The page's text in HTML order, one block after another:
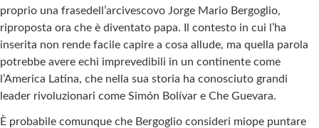
proprio una frasedell’arcivescovo Jorge Mario Bergoglio,
riproposta ora che è diventato papa. Il contesto in cui l’ha
inserita non rende facile capire a cosa allude, ma quella parola
potrebbe avere echi imprevedibili in un continente come
l’America Latina, che nella sua storia ha conosciuto grandi
leader rivoluzionari come Simón Bolívar e Che Guevara.
È probabile comunque che Bergoglio consideri miope puntare